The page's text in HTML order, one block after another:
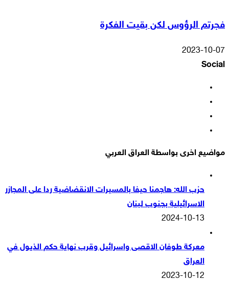
فجرتم الرؤوس لكن بقيت الفكرة
2023-10-07
Social
مواضيع اخرى بواسطة العراق العربي
حزب الله: هاجمنا حيفا بالمسيرات الانقضاضية ردا على المجازر
الاسرائيلية بجنوب لبنان
2024-10-13
معركة طوفان الاقصى واسرائيل وقرب نهاية حكم الذيول في
العراق
2023-10-12